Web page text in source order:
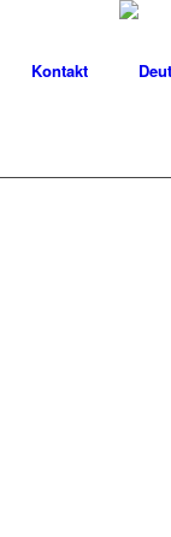
Kontakt